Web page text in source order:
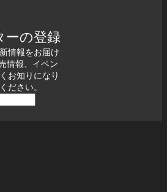
ーの登録
情報をお届け
情報、イベン
お知りになり
ださい。